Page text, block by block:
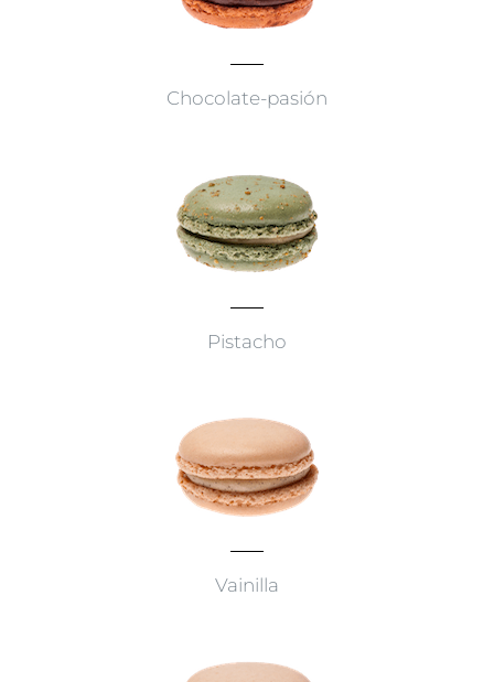
Chocolate-pasión
Pistacho
Vainilla